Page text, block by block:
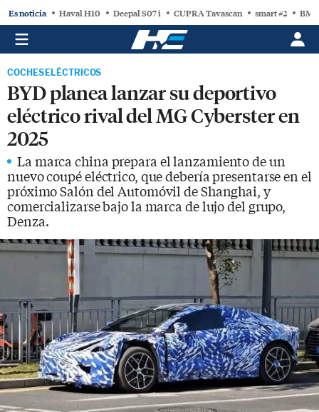
Es noticia Haval H10 Deepal S07 i CUPRA Tavascan smart #2
COCHES ELÉCTRICOS
BYD planea lanzar su deportivo
eléctrico rival del MG Cyberster en
2025
La marca china prepara el lanzamiento de un
nuevo coupé eléctrico, que debería presentarse en el
próximo Salón del Automóvil de Shanghai, y
comercializarse bajo la marca de lujo del grupo,
Denza.